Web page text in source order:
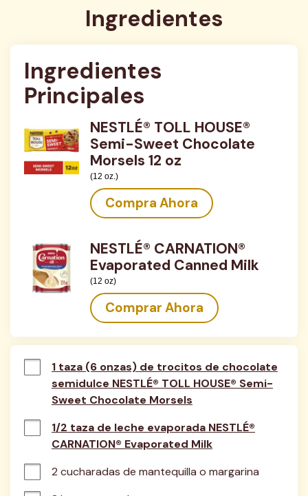
Ingredientes
Ingredientes
Principales
NESTLÉ® TOLL HOUSE®
Semi-Sweet Chocolate
Morsels 12 oz
(12 oz.)
Compra Ahora
NESTLÉ® CARNATION®
Evaporated Canned Milk
(12 oz)
Comprar Ahora
1 taza (6 onzas) de trocitos de chocolate
semidulce NESTLÉ® TOLL HOUSE® Semi-
Sweet Chocolate Morsels
1/2 taza de leche evaporada NESTLÉ®
CARNATION® Evaporated Milk
2 cucharadas de mantequilla o margarina